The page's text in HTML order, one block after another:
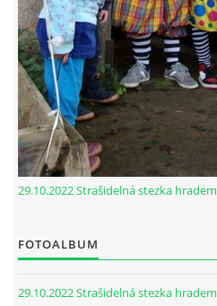
29.10.2022 Strašidelná stezka hradem
FOTOALBUM
29.10.2022 Strašidelná stezka hradem